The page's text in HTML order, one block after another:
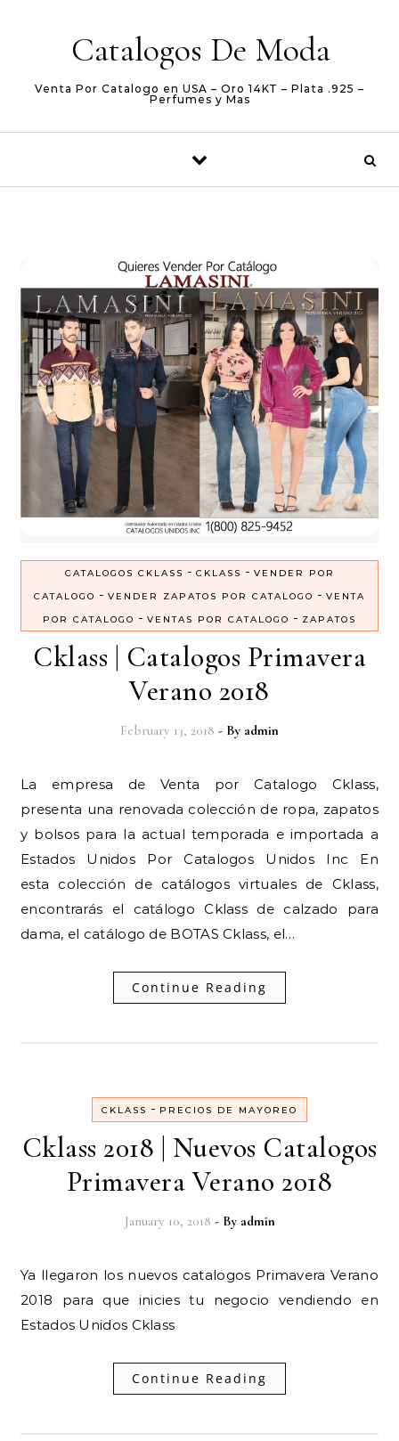
Catalogos De Moda
Venta Por Catalogo en USA – Oro 14KT – Plata .925 –
Perfumes y Mas
CATALOGOS CKLASS - CKLASS - VENDER POR
CATALOGO - VENDER ZAPATOS POR CATALOGO - VENTA
POR CATALOGO - VENTAS POR CATALOGO - ZAPATOS
Cklass | Catalogos Primavera
Verano 2018
February 13, 2018 - By admin
La empresa de Venta por Catalogo Cklass,
presenta una renovada colección de ropa, zapatos
y bolsos para la actual temporada e importada a
Estados Unidos Por Catalogos Unidos Inc En
esta colección de catálogos virtuales de Cklass,
encontrarás el catálogo Cklass de calzado para
dama, el catálogo de BOTAS Cklass, el…
Continue Reading
CKLASS - PRECIOS DE MAYOREO
Cklass 2018 | Nuevos Catalogos
Primavera Verano 2018
January 10, 2018 - By admin
Ya llegaron los nuevos catalogos Primavera Verano
2018 para que inicies tu negocio vendiendo en
Estados Unidos Cklass
Continue Reading